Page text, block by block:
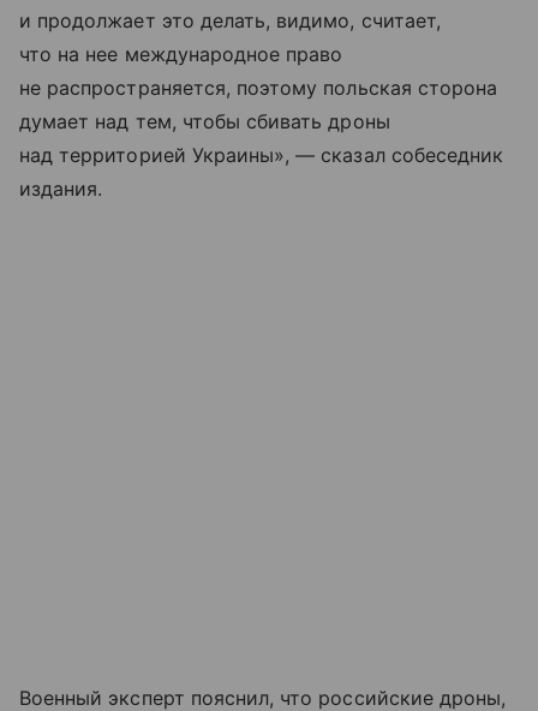
и продолжает это делать, видимо, считает,
что на нее международное право
не распространяется, поэтому польская сторона
думает над тем, чтобы сбивать дроны
над территорией Украины», — сказал собеседник
издания.
Военный эксперт пояснил, что российские дроны,